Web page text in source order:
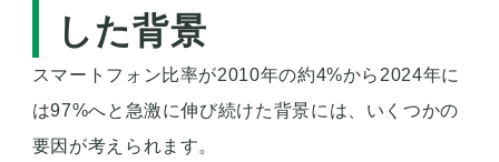
した背景
スマートフォン比率が2010年の約4%から2024年に
は97%へと急激に伸び続けた背景には、いくつかの
要因が考えられます。